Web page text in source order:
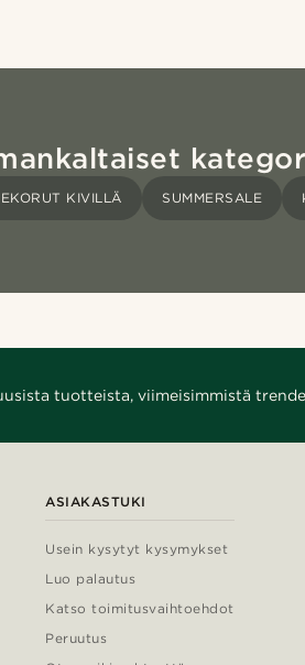
KIVILLÄ SUMMERSALE
tuotteista, viimeisimmistä
ASIAKASTUKI
Usein kysytyt kysymykset
Luo palautus
Katso toimitusvaihtoehdot
Peruutus